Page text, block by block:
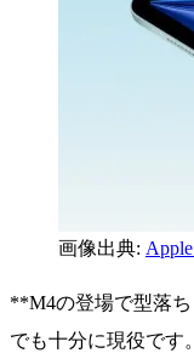
画像出典:
**M4の登場で型落
でも十分に現役です